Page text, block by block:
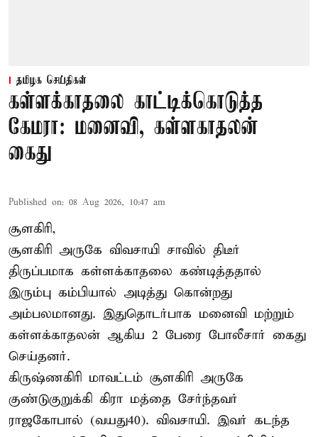
தமிழக செய்திகள்
கள்ளக்காதலை காட்டிக்கொடுத்த
கேமரா: மனைவி, கள்ளகாதலன்
கைது
Published on: 08 Aug 2026, 10:47 am
சூளகிரி,
சூளகிரி அருகே விவசாயி சாவில் திடீர்
திருப்பமாக கள்ளக்காதலை கண்டித்ததால்
இரும்பு கம்பியால் அடித்து கொன்றது
அம்பலமானது. இதுதொடர்பாக மனைவி மற்றும்
கள்ளக்காதலன் ஆகிய 2 பேரை போலீசார் கைது
செய்தனர்.
கிருஷ்ணகிரி மாவட்டம் சூளகிரி அருகே
குண்டுகுறுக்கி கிரா மத்தை சேர்ந்தவர்
ராஜகோபால் (வயது40). விவசாயி. இவர் கடந்த